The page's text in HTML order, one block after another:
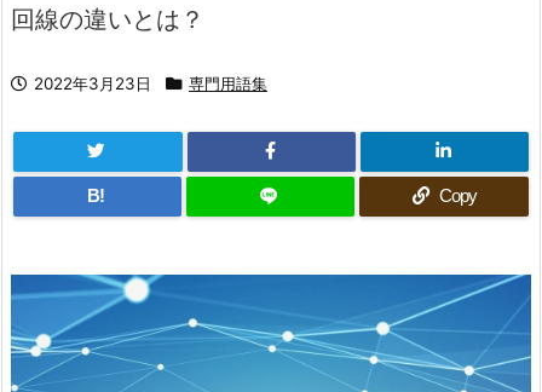
回線の違いとは？
2022年3月23日 専門用語集
B! Copy